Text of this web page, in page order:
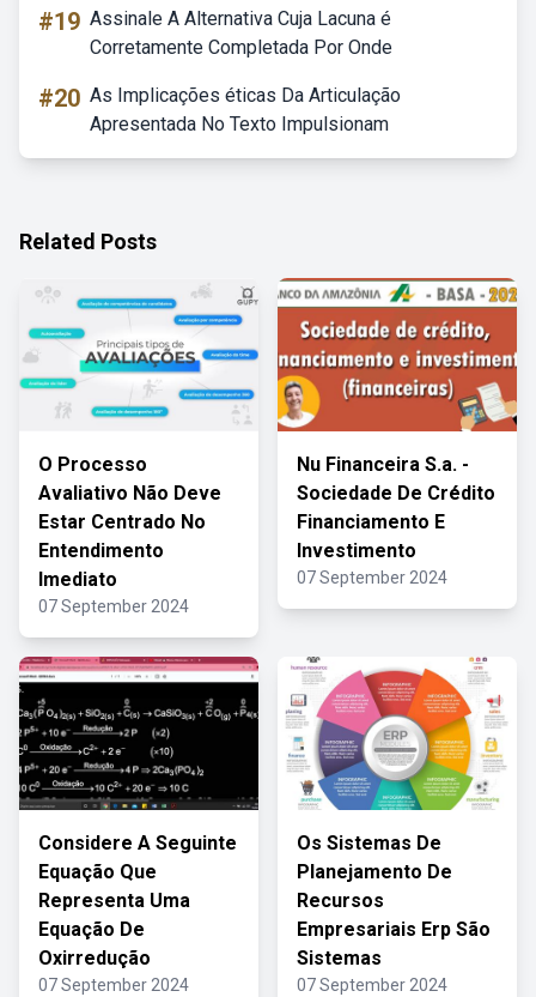
#19 Assinale A Alternativa Cuja Lacuna é
Corretamente Completada Por Onde
#20 As Implicações éticas Da Articulação
Apresentada No Texto Impulsionam
Related Posts
O Processo
Avaliativo Não Deve
Estar Centrado No
Entendimento
Imediato
07 September 2024
Nu Financeira S.a. -
Sociedade De Crédito
Financiamento E
Investimento
07 September 2024
Considere A Seguinte
Equação Que
Representa Uma
Equação De
Oxirredução
07 September 2024
Os Sistemas De
Planejamento De
Recursos
Empresariais Erp São
Sistemas
07 September 2024